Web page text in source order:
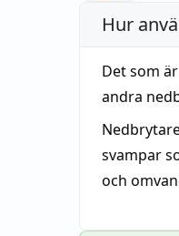
Hur
Det som
andra
svampar
och